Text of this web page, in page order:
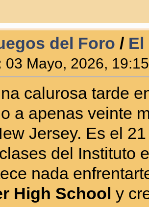
del Foro / El
03 Mayo, 2026,
calurosa tarde
a apenas veinte
Jersey. Es el
del Instituto
nada
High School y